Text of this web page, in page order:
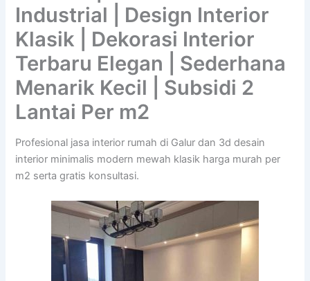
Industrial | Design Interior
Klasik | Dekorasi Interior
Terbaru Elegan | Sederhana
Menarik Kecil | Subsidi 2
Lantai Per m2
Profesional jasa interior rumah di Galur dan 3d desain
interior minimalis modern mewah klasik harga murah per
m2 serta gratis konsultasi.